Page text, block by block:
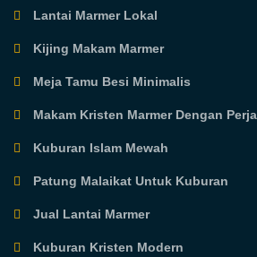
Lantai Marmer Lokal
Kijing Makam Marmer
Meja Tamu Besi Minimalis
Makam Kristen Marmer Dengan
Kuburan Islam Mewah
Patung Malaikat Untuk Kuburan
Jual Lantai Marmer
Kuburan Kristen Modern